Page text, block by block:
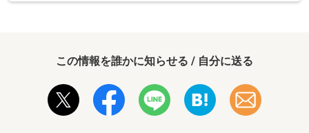
この情報を誰かに知らせる / 自分に送る